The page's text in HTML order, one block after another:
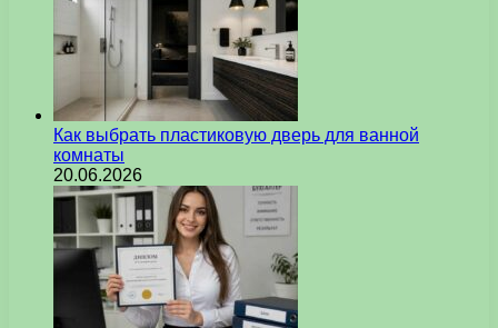
Как выбрать пластиковую дверь для ванной
комнаты
20.06.2026